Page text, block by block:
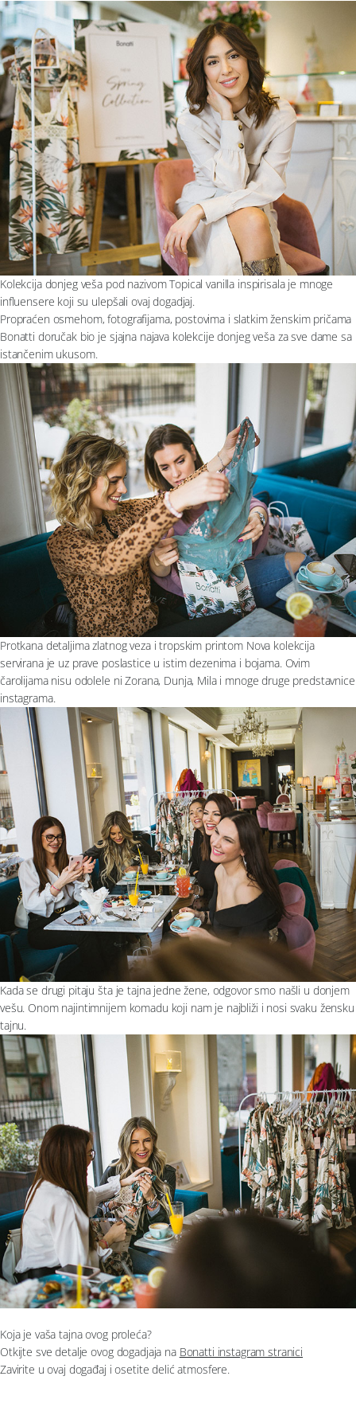
Plažni program
Aksesoari
Papuče i čarape
Outlet
Moj nalog
Pratite nas
Pratite nas
Kolekcija donjeg veša pod nazivom Topical vanilla inspirisala je mnoge
influensere koji su ulepšali ovaj dogadjaj.
Propraćen osmehom, fotografijama, postovima i slatkim ženskim pričama
Bonatti doručak bio je sjajna najava kolekcije donjeg veša za sve dame sa
istančenim ukusom.
Protkana detaljima zlatnog veza i tropskim printom Nova kolekcija
servirana je uz prave poslastice u istim dezenima i bojama. Ovim
čarolijama nisu odolele ni Zorana, Dunja, Mila i mnoge druge predstavnice
instagrama.
Kada se drugi pitaju šta je tajna jedne žene, odgovor smo našli u donjem
vešu. Onom najintimnijem komadu koji nam je najbliži i nosi svaku žensku
tajnu.
Koja je vaša tajna ovog proleća?
Otkijte sve detalje ovog dogadjaja na Bonatti instagram stranici
Zavirite u ovaj događaj i osetite delić atmosfere.